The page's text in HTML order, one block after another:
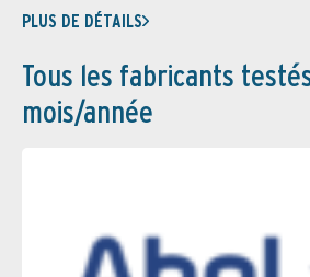
PLUS DE DÉTAILS
Tous les fabricants
mois/année